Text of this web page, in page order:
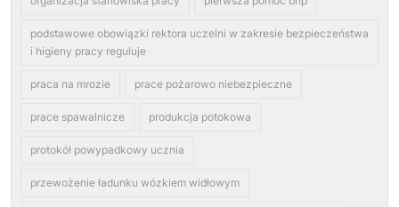
podstawowe obowiązki rektora uczelni w zakresie bezpieczeństwa
i higieny pracy reguluje
praca na mrozie prace pożarowo niebezpieczne
prace spawalnicze produkcja potokowa
protokół powypadkowy ucznia
przewożenie ładunku wózkiem widłowym